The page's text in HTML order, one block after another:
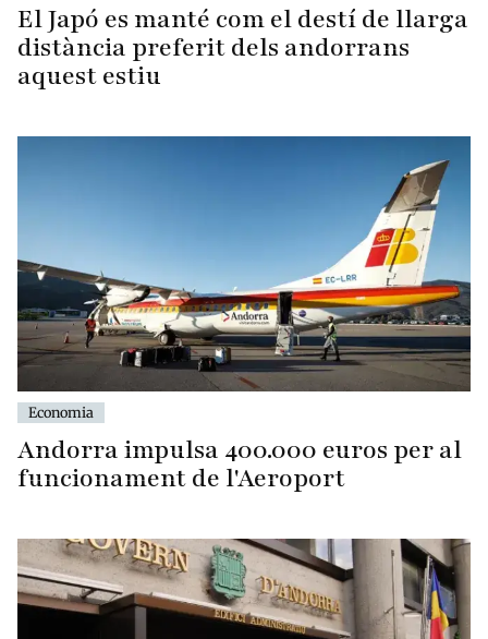
El Japó es manté com el destí de llarga
distància preferit dels andorrans
aquest estiu
Economia
Andorra impulsa 400.000 euros per al
funcionament de l'Aeroport